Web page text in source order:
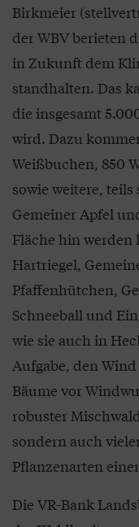
Birkmeier
der WBV berieten
in Zukunft dem
standhalten. Das
die insgesamt
wird. Dazu
Weißbuchen, 850
sowie weitere, teils
Gemeiner Apfel
Fläche hin werden
Hartriegel,
Pfaffenhütchen,
Schneeball und
wie sie auch in
Aufgabe, den
Bäume vor
robuster
sondern auch
Pflanzenarten
Die VR-Bank